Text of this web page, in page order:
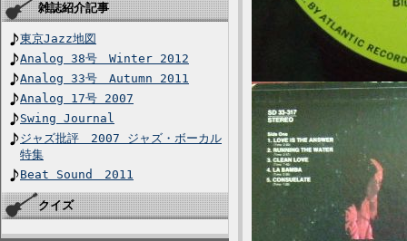
雑誌紹介記事
東京Jazz地図
Analog 38号 Winter 2012
Analog 33号 Autumn 2011
Analog 17号 2007
Swing Journal
ジャズ批評 2007 ジャズ・ボーカル
特集
Beat Sound 2011
クイズ